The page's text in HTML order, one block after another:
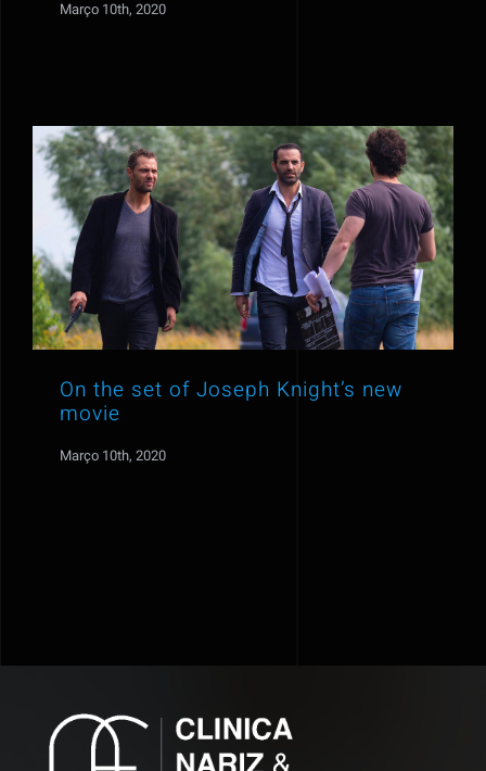
Março 10th, 2020
On the set of Joseph Knight’s new
movie
Março 10th, 2020